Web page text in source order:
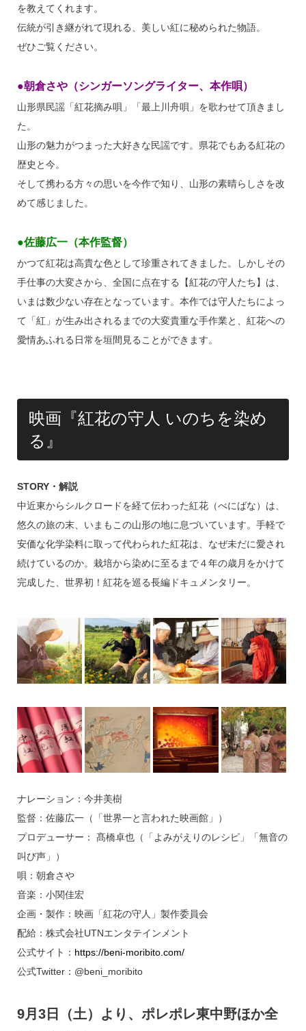
を教えてくれます。
伝統が引き継がれて現れる、美しい紅に秘められた物語。
ぜひご覧ください。
●朝倉さや（シンガーソングライター、本作唄）
山形県民謡「紅花摘み唄」「最上川舟唄」を歌わせて頂きまし
た。
山形の魅力がつまった大好きな民謡です。県花でもある紅花の
歴史と今。
そして携わる方々の思いを今作で知り、山形の素晴らしさを改
めて感じました。
●佐藤広一（本作監督）
かつて紅花は高貴な色として珍重されてきました。しかしその
手仕事の大変さから、全国に点在する【紅花の守人たち】は、
いまは数少ない存在となっています。本作では守人たちによっ
て「紅」が生み出されるまでの大変貴重な手作業と、紅花への
愛情あふれる日常を垣間見ることができます。
映画『紅花の守人 いのちを染め
る』
STORY・解説
中近東からシルクロードを経て伝わった紅花（べにばな）は、
悠久の旅の末、いまもこの山形の地に息づいています。手軽で
安価な化学染料に取って代わられた紅花は、なぜ未だに愛され
続けているのか。栽培から染めに至るまで４年の歳月をかけて
完成した、世界初！紅花を巡る長編ドキュメンタリー。
ナレーション：今井美樹
監督：佐藤広一（「世界一と言われた映画館」）
プロデューサー： 髙橋卓也（「よみがえりのレシピ」「無音の
叫び声」）
唄：朝倉さや
音楽：小関佳宏
企画・製作：映画「紅花の守人」製作委員会
配給：株式会社UTNエンタテインメント
公式サイト： https://beni-moribito.com/
公式Twitter：@beni_moribito
9月3日（土）より、ポレポレ東中野ほか全